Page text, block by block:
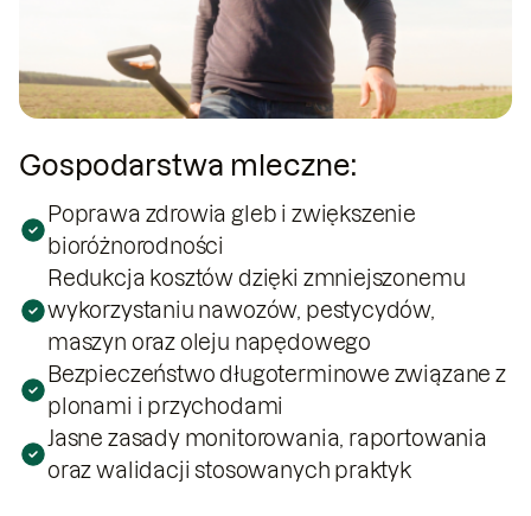
Gospodarstwa mleczne:
Poprawa zdrowia gleb i zwiększenie
bioróżnorodności
Redukcja kosztów dzięki zmniejszonemu
wykorzystaniu nawozów, pestycydów,
maszyn oraz oleju napędowego
Bezpieczeństwo długoterminowe związane z
plonami i przychodami
Jasne zasady monitorowania, raportowania
oraz walidacji stosowanych praktyk